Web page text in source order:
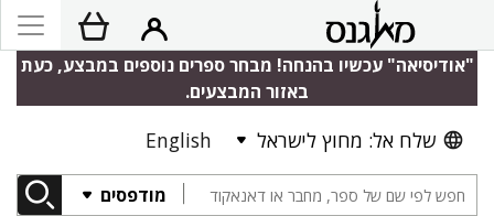
"אודיסיאה" עכשיו בהנחה! מבחר ספרים נוספים במבצע, כעת
באזור המבצעים.
שלח אל: מחוץ לישראל English
מודפסים